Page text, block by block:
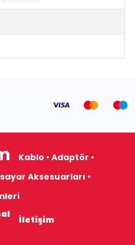
Kablo • Adaptör •
Aksesuarları •
İletişim